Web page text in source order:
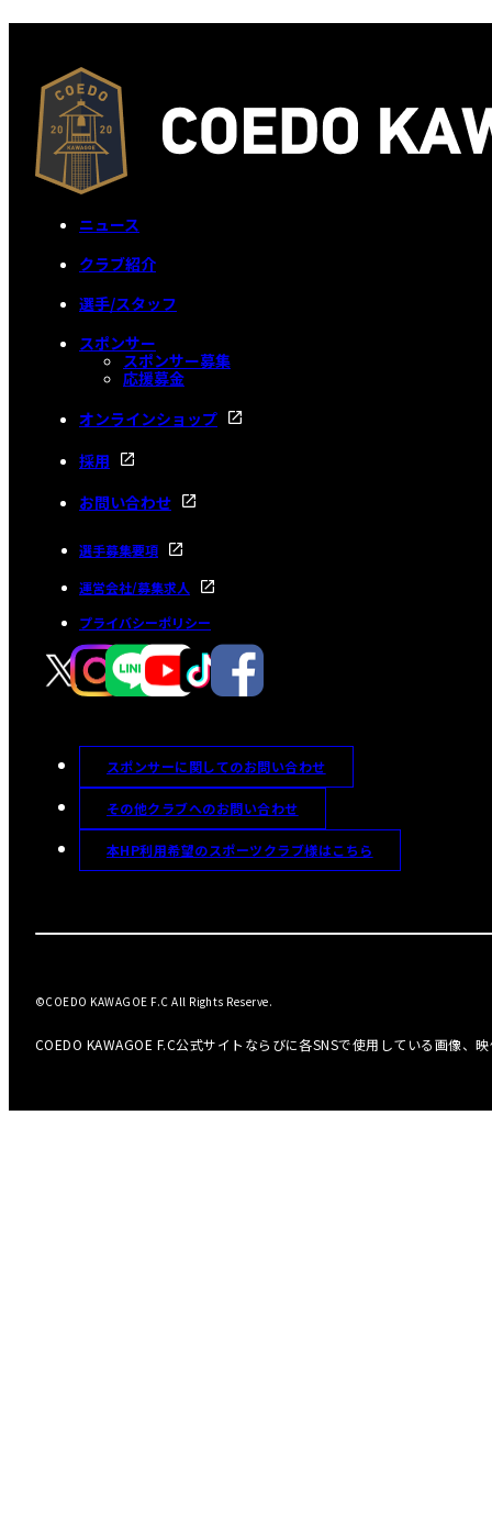
ニュース
クラブ紹介
選手/スタッフ
スポンサー
スポンサー募集
応援募金
オンラインショップ
採用
お問い合わせ
選手募集要項
運営会社/募集求人
プライバシーポリシー
スポンサーに関してのお問い合わせ
その他クラブへのお問い合わせ
本HP利用希望のスポーツクラブ様はこちら
COEDO KAWAGOE F.C公式サイトならびに各SNSで使用している画像、
©COEDO KAWAGOE F.C All Rights Reserve.